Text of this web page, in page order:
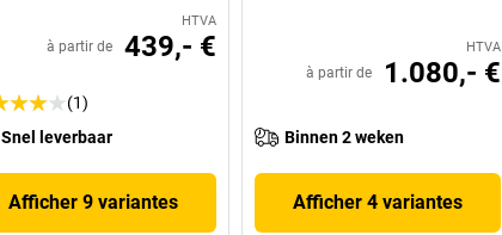
HTVA
à partir de 439,- €
(1)
Snel leverbaar
Afficher 9 variantes
HTVA
à partir de 1.080,- €
Binnen 2 weken
Afficher 4 variantes